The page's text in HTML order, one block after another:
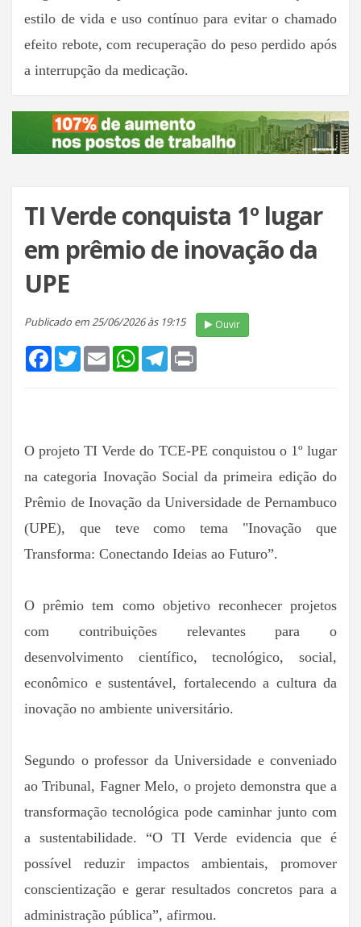
estilo de vida e uso contínuo para evitar o chamado
efeito rebote, com recuperação do peso perdido após
a interrupção da medicação.
TI Verde conquista 1º lugar
em prêmio de inovação da
UPE
Publicado em 25/06/2026 às 19:15 Ouvir
FacebookTwitterEmail WhatsAppTelegram
O projeto TI Verde do TCE-PE conquistou o 1º lugar
na categoria Inovação Social da primeira edição do
Prêmio de Inovação da Universidade de Pernambuco
(UPE), que teve como tema "Inovação que
Transforma: Conectando Ideias ao Futuro”.
O prêmio tem como objetivo reconhecer projetos
com contribuições relevantes para o
desenvolvimento científico, tecnológico, social,
econômico e sustentável, fortalecendo a cultura da
inovação no ambiente universitário.
Segundo o professor da Universidade e conveniado
ao Tribunal, Fagner Melo, o projeto demonstra que a
transformação tecnológica pode caminhar junto com
a sustentabilidade. “O TI Verde evidencia que é
possível reduzir impactos ambientais, promover
conscientização e gerar resultados concretos para a
administração pública”, afirmou.